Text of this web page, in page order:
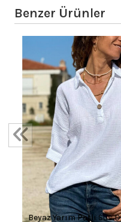
Benzer Ürünler
Beyaz Yarım Patlı Süs